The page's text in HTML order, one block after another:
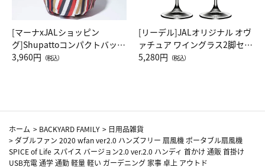
[マーナxJALショッピン
グ]Shupattoコンパクトバッグ
Drop JAL客室乗務員（LC）ス
3,960円 （税込）
[リーデル]JALオリジナル オヴ
ァチュア ワイングラス2脚セッ
ト（レッドワイン）
5,280円 （税込）
ホーム > BACKYARD FAMILY > 日用品雑貨
> ダブルファン 2020 wfan ver2.0 ハンズフリー 扇風機 ポータブル扇風機
SPICE of Life スパイス バージョン2.0 ver.2.0 ハンディ 首かけ 通販 首掛け
USB充電 通学 通勤 軽量 軽い ガーデニング 家事 卓上 アウトド